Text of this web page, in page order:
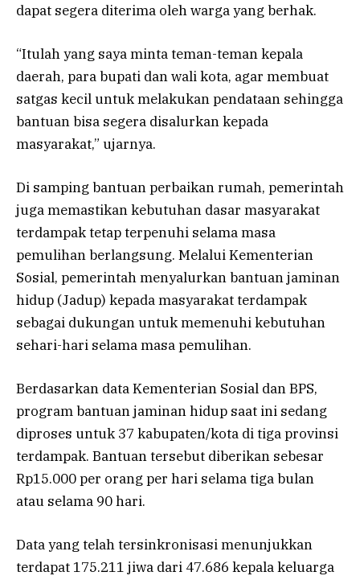
dapat segera diterima oleh warga yang berhak.
“Itulah yang saya minta teman-teman kepala
daerah, para bupati dan wali kota, agar membuat
satgas kecil untuk melakukan pendataan sehingga
bantuan bisa segera disalurkan kepada
masyarakat,” ujarnya.
Di samping bantuan perbaikan rumah, pemerintah
juga memastikan kebutuhan dasar masyarakat
terdampak tetap terpenuhi selama masa
pemulihan berlangsung. Melalui Kementerian
Sosial, pemerintah menyalurkan bantuan jaminan
hidup (Jadup) kepada masyarakat terdampak
sebagai dukungan untuk memenuhi kebutuhan
sehari-hari selama masa pemulihan.
Berdasarkan data Kementerian Sosial dan BPS,
program bantuan jaminan hidup saat ini sedang
diproses untuk 37 kabupaten/kota di tiga provinsi
terdampak. Bantuan tersebut diberikan sebesar
Rp15.000 per orang per hari selama tiga bulan
atau selama 90 hari.
Data yang telah tersinkronisasi menunjukkan
terdapat 175.211 jiwa dari 47.686 kepala keluarga